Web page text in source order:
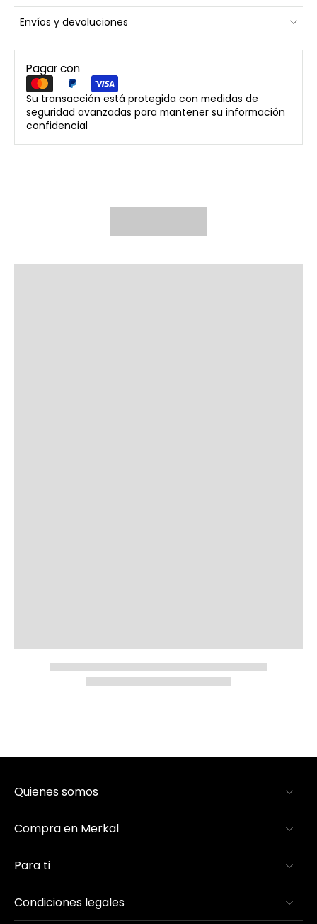
Envíos y devoluciones
Pagar con
Su transacción está protegida con medidas de
seguridad avanzadas para mantener su información
confidencial
Quienes somos
Compra en Merkal
Para ti
Condiciones legales